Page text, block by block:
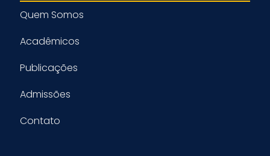
Quem Somos
Acadêmicos
Publicações
Admissões
Contato